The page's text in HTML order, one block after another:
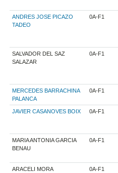
ANDRES JOSE PICAZO
TADEO
0A-F1
SALVADOR DEL SAZ
SALAZAR
0A-F1
MERCEDES BARRACHINA
PALANCA
0A-F1
JAVIER CASANOVES BOIX 0A-F1
MARIA ANTONIA GARCIA
BENAU
0A-F1
ARACELI MORA
0A-F1